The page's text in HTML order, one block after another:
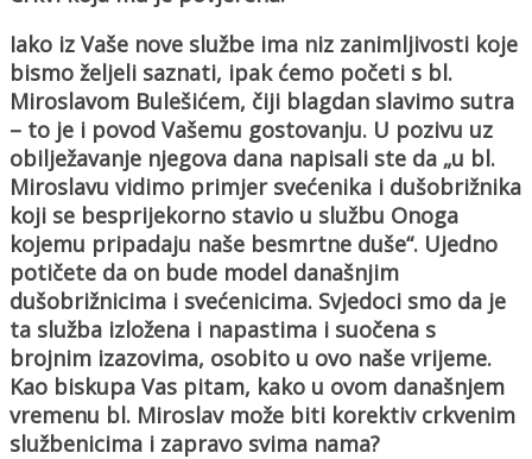
Iako iz Vaše nove službe ima niz zanimljivosti koje
bismo željeli saznati, ipak ćemo početi s bl.
Miroslavom Bulešićem, čiji blagdan slavimo sutra
– to je i povod Vašemu gostovanju. U pozivu uz
obilježavanje njegova dana napisali ste da „u bl.
Miroslavu vidimo primjer svećenika i dušobrižnika
koji se besprijekorno stavio u službu Onoga
kojemu pripadaju naše besmrtne duše“. Ujedno
potičete da on bude model današnjim
dušobrižnicima i svećenicima. Svjedoci smo da je
ta služba izložena i napastima i suočena s
brojnim izazovima, osobito u ovo naše vrijeme.
Kao biskupa Vas pitam, kako u ovom današnjem
vremenu bl. Miroslav može biti korektiv crkvenim
službenicima i zapravo svima nama?